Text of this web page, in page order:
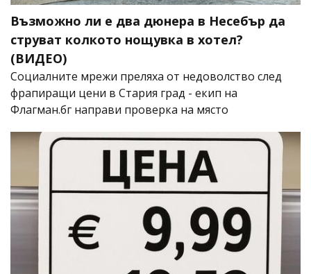
Възможно ли е два дюнера в Несебър да
струват колкото нощувка в хотел?
(ВИДЕО)
Социалните мрежи преляха от недоволство след
фрапиращи цени в Стария град - екип на
Флагман.бг направи проверка на място